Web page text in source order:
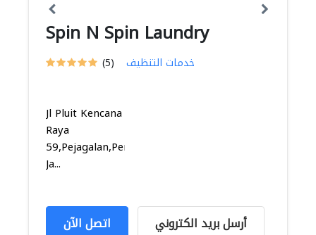
Spin N Spin Laundry
(5) خدمات التنظيف
Jl Pluit Kencana
Raya
59,Pejagalan,Penjaringan,
Ja...
اتصل الآن أرسل بريد الكتروني